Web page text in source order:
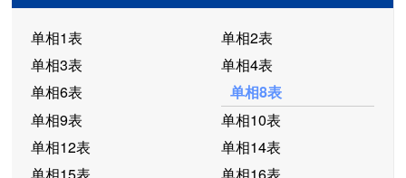
单相1表
单相2表
单相3表
单相4表
单相6表
单相8表
单相9表
单相10表
单相12表
单相14表